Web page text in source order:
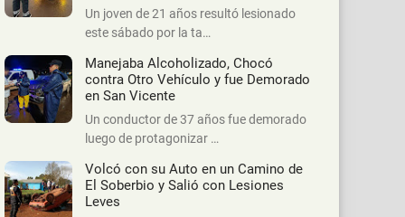
Un joven de 21 años resultó lesionado
este sábado por la ta…
Manejaba Alcoholizado, Chocó
contra Otro Vehículo y fue Demorado
en San Vicente
Un conductor de 37 años fue demorado
luego de protagonizar …
Volcó con su Auto en un Camino de
El Soberbio y Salió con Lesiones
Leves